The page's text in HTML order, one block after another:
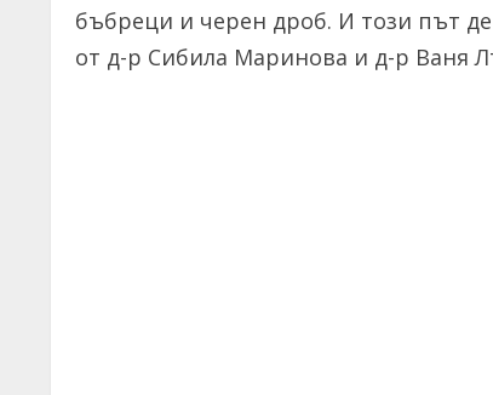
бъбреци и черен дроб. И този път
от д-р Сибила Маринова и д-р Ваня